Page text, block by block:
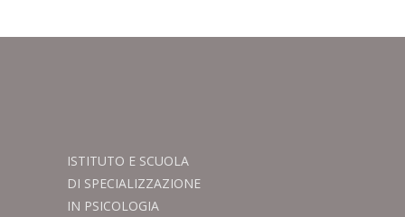
ISTITUTO E SCUOLA
DI SPECIALIZZAZIONE
IN PSICOLOGIA